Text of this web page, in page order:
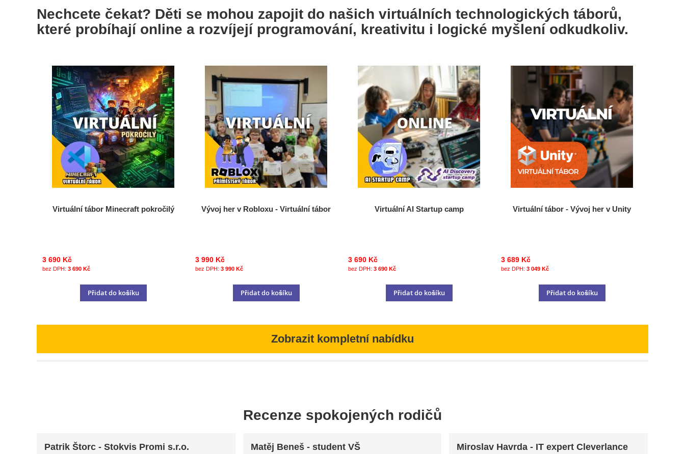
Nechcete čekat? Děti se mohou zapojit do našich virtuálních technologických táborů,
které probíhají online a rozvíjejí programování, kreativitu i logické myšlení odkudkoliv.
Virtuální tábor Minecraft pokročilý
3 690 Kč
3 690 Kč
Přidat do košíku
Vývoj her v Robloxu - Virtuální tábor
3 990 Kč
3 990 Kč
Přidat do košíku
Virtuální AI Startup camp
3 690 Kč
3 690 Kč
Přidat do košíku
Virtuální tábor - Vývoj her v Unity
3 689 Kč
3 049 Kč
Přidat do košíku
Zobrazit kompletní nabídku
Recenze spokojených rodičů
Patrik Štorc - Stokvis Promi s.r.o. Matěj Beneš - student VŠ
Miroslav Havrda - IT expert Cleverlance